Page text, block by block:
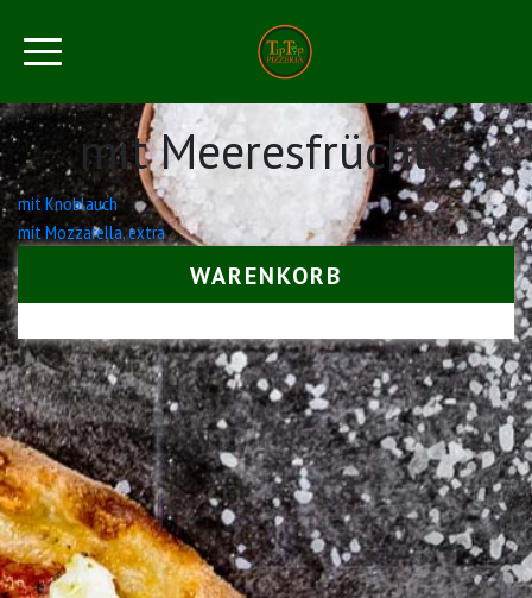
mit Meeresfrüchte
Beitrags-
Navigation
mit Knoblauch
mit Mozzarella, extra
WARENKORB